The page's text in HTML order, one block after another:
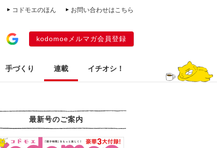
コドモエのほん お問い合わせはこちら
kodomoeメルマガ会員登録
手づくり 連載 イチオシ！
最新号のご案内